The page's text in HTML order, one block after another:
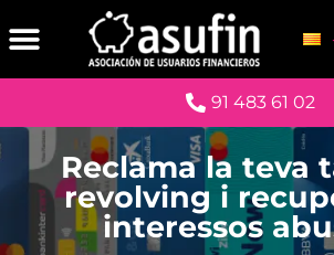
91 483 61 02
Reclama la teva
revolving i
interessos